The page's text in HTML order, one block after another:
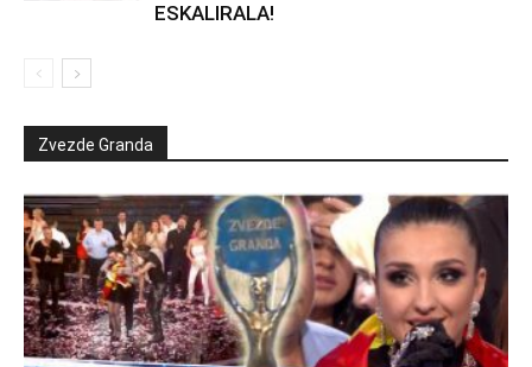
ESKALIRALA!
Zvezde Granda